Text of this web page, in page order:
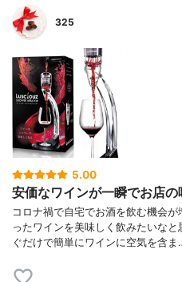
325
5.00
安価なワインが一瞬でお店の
コロナ禍で自宅でお酒を飲む機会
ったワインを美味しく飲みたいな
ぐだけで簡単にワインに空気を含ま